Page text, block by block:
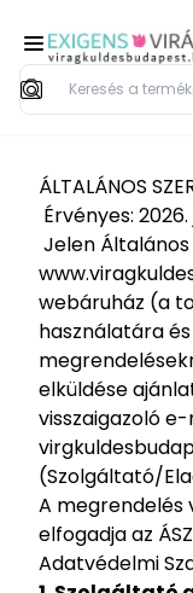
Keresés
ÁLTALÁNOS
Érvényes:
Jelen Általános
webáruház (a
használatára
elküldése
visszaigazoló
(Szolgáltató/
A megrendelés
elfogadja az
Adatvédelmi